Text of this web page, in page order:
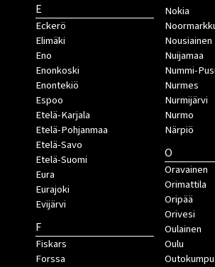
E
Eckerö
Elimäki
Eno
Enonkoski
Enontekiö
Espoo
Etelä-Karjala
Etelä-Pohjanmaa
Etelä-Savo
Etelä-Suomi
Eura
Eurajoki
Evijärvi
F
Fiskars
Forssa
Nokia
Nousiainen
Nuijamaa
Nummi-
Nurmes
Nurmijärvi
Nurmo
Närpiö
O
Oravainen
Orimattila
Oripää
Orivesi
Oulainen
Oulu
Outokumpu